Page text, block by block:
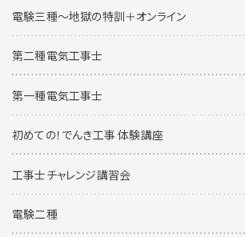
電験三種～地獄の特訓＋オンライン
第二種電気工事士
第一種電気工事士
初めての！でんき工事 体験講座
工事士チャレンジ講習会
電験二種